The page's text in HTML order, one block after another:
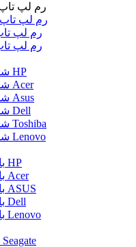
رم لپ
رم لپ تاپ 16 گیگابایت
رم لپ تاپ 8
رم لپ تاپ 4
شارژر لپ تاپ HP
شارژر لپ تاپ Acer
شارژر لپ تاپ Asus
شارژر لپ تاپ Dell
شارژر لپ تاپ Toshiba
شارژر لپ تاپ Lenovo
باتری لپ تاپ HP
باتری لپ تاپ Acer
باتری لپ تاپ ASUS
باتری لپ تاپ Dell
باتری لپ تاپ Lenovo
هارد لپ تاپ Seagate